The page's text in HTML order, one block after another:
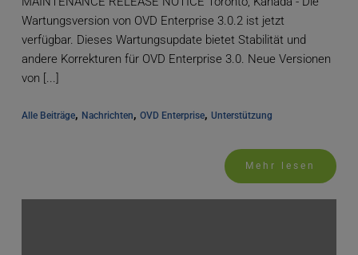
Wartungsversion von OVD Enterprise 3.0.2 ist jetzt
verfügbar. Dieses Wartungsupdate bietet Stabilität und
andere Korrekturen für OVD Enterprise 3.0. Neue Versionen
von [...]
Alle Beiträge, Nachrichten, OVD Enterprise, Unterstützung
Mehr lesen